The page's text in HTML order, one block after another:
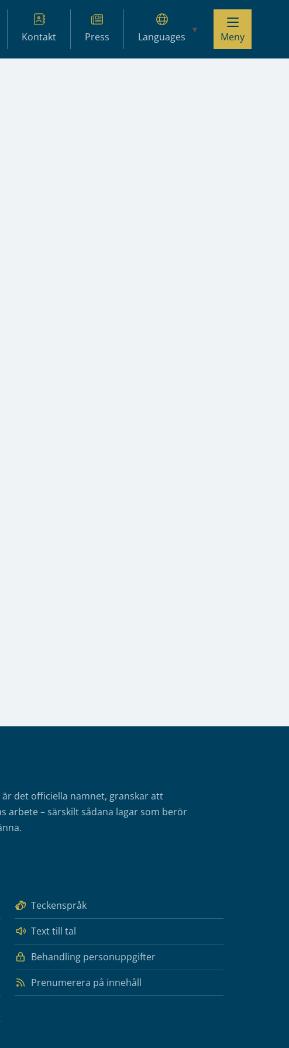
Kontakt Press Languages Meny
är det officiella namnet, granskar att
arbete – särskilt sådana lagar som berör
Teckenspråk
Text till tal
Behandling personuppgifter
Prenumerera på innehåll